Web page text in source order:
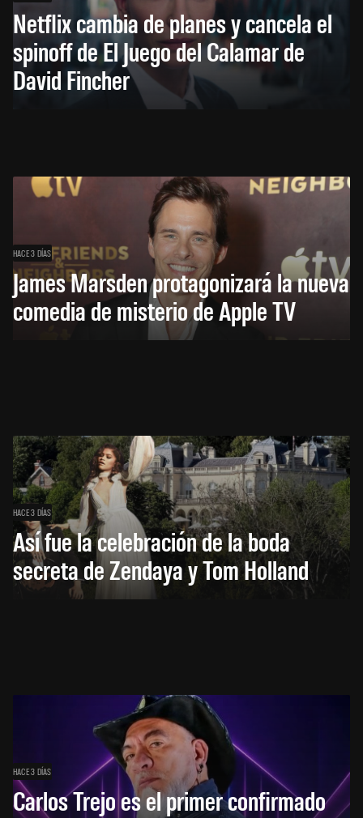
Netflix cambia de planes y cancela el
spinoff de El Juego del Calamar de
David Fincher
HACE 3 DÍAS
James Marsden protagonizará la nueva
comedia de misterio de Apple TV
HACE 3 DÍAS
Así fue la celebración de la boda
secreta de Zendaya y Tom Holland
HACE 3 DÍAS
Carlos Trejo es el primer confirmado